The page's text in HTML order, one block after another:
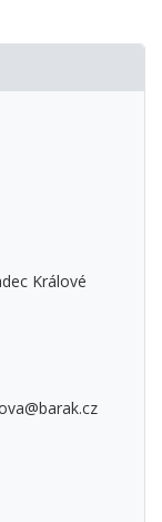
Králové